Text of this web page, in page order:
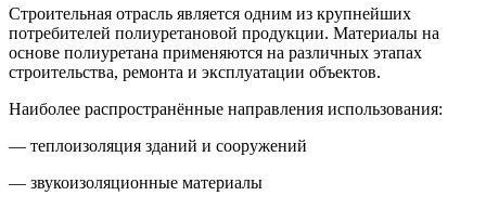
Строительная отрасль является одним из крупнейших
потребителей полиуретановой продукции. Материалы на
основе полиуретана применяются на различных этапах
строительства, ремонта и эксплуатации объектов.
Наиболее распространённые направления использования:
— теплоизоляция зданий и сооружений
— звукоизоляционные материалы